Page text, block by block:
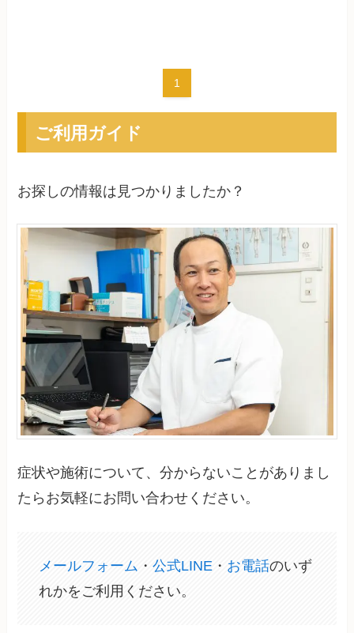
1
ご利用ガイド
お探しの情報は見つかりましたか？
症状や施術について、分からないことがありまし
たらお気軽にお問い合わせください。
メールフォーム ・公式LINE ・ お電話のいず
れかをご利用ください。